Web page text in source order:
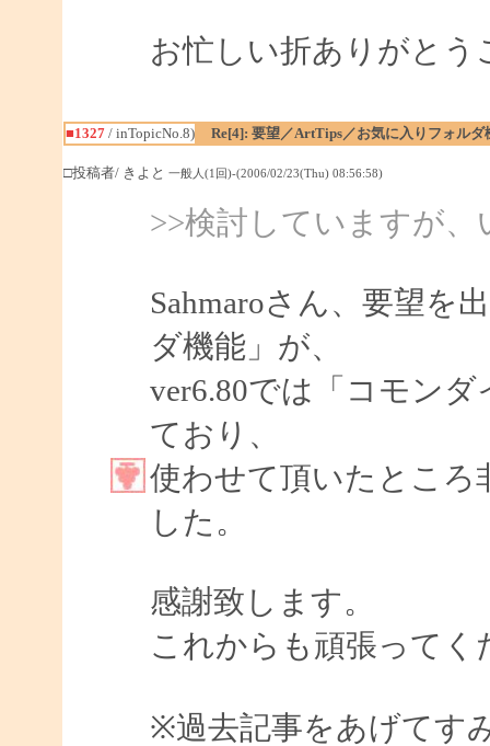
お忙しい折ありがとう
■1327/ inTopicNo.8) Re[4]: 要望／ArtTips／お気に入りフォルダ
□投稿者/ きよと 一般人(1回)-(2006/02/23(Thu) 08:56:58)
>>検討していますが
Sahmaroさん、要望を
ダ機能」が、
ver6.80では「コモン
ており、
使わせて頂いたところ
した。
感謝致します。
これからも頑張ってく
※過去記事をあげてす